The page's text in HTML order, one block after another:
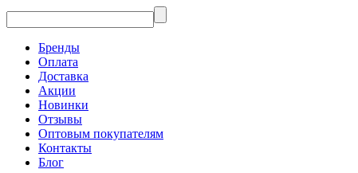
Бренды
Оплата
Доставка
Акции
Новинки
Отзывы
Оптовым покупателям
Контакты
Блог